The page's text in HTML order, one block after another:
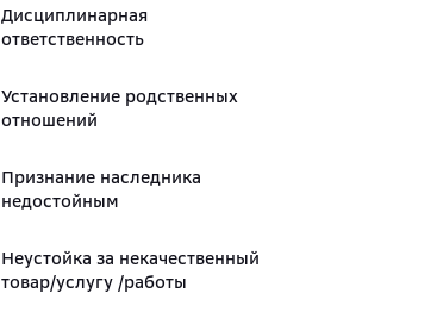
Дисциплинарная
ответственность
Установление родственных
отношений
Признание наследника
недостойным
Неустойка за некачественный
товар/услугу /работы